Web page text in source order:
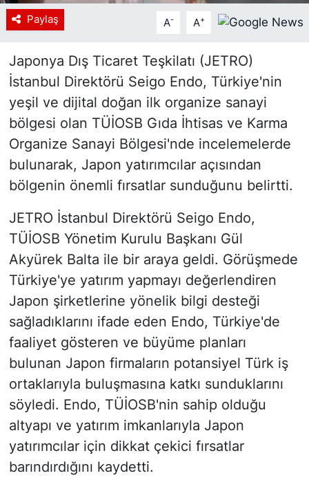
Paylaş A- A+
Japonya Dış Ticaret Teşkilatı (JETRO)
İstanbul Direktörü Seigo Endo, Türkiye'nin
yeşil ve dijital doğan ilk organize sanayi
bölgesi olan TÜİOSB Gıda İhtisas ve Karma
Organize Sanayi Bölgesi'nde incelemelerde
bulunarak, Japon yatırımcılar açısından
bölgenin önemli fırsatlar sunduğunu belirtti.
JETRO İstanbul Direktörü Seigo Endo,
TÜİOSB Yönetim Kurulu Başkanı Gül
Akyürek Balta ile bir araya geldi. Görüşmede
Türkiye'ye yatırım yapmayı değerlendiren
Japon şirketlerine yönelik bilgi desteği
sağladıklarını ifade eden Endo, Türkiye'de
faaliyet gösteren ve büyüme planları
bulunan Japon firmaların potansiyel Türk iş
ortaklarıyla buluşmasına katkı sunduklarını
söyledi. Endo, TÜİOSB'nin sahip olduğu
altyapı ve yatırım imkanlarıyla Japon
yatırımcılar için dikkat çekici fırsatlar
barındırdığını kaydetti.